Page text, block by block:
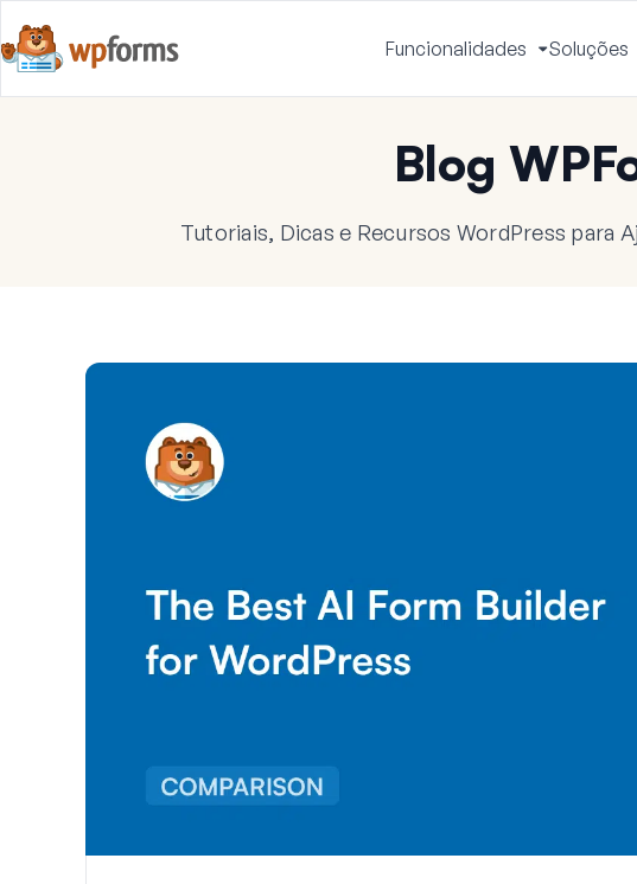
Funcionalidades
Ativar
Menu
Soluções
Blog
Tutoriais, Dicas e Recursos WordPress para